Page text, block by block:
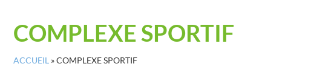
COMPLEXE SPORTIF
ACCUEIL »COMPLEXE SPORTIF